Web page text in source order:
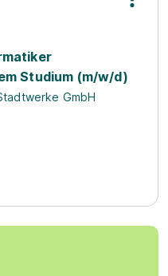
Studium (m/w/d)
GmbH